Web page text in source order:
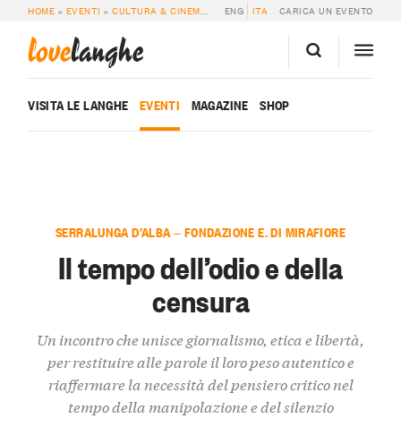
HOME » EVENTI »CULTURA & CINEMA » IL TEMPO DELL’ODIO E DELLA
ENG ITA CARICA UN EVENTO
lovelanghe
VISITA LE LANGHE EVENTI MAGAZINE SHOP
SERRALUNGA D’ALBA — FONDAZIONE E. DI MIRAFIORE
Il tempo dell’odio e della
censura
Un incontro che unisce giornalismo, etica e libertà,
per restituire alle parole il loro peso autentico e
riaffermare la necessità del pensiero critico nel
tempo della manipolazione e del silenzio